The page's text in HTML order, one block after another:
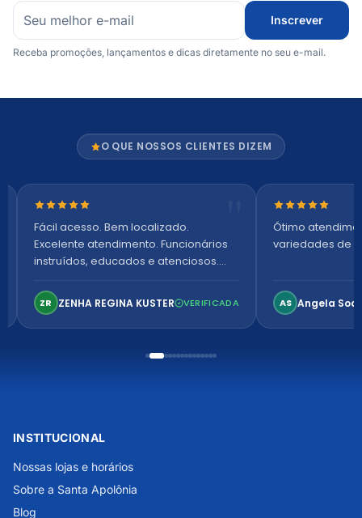
Inscrever
Receba promoções, lançamentos e dicas diretamente no seu e-mail.
O QUE NOSSOS CLIENTES DIZEM
Nota 5 de 5 estrelas
Fácil acesso. Bem localizado.
Excelente atendimento. Funcionários
instruídos, educados e atenciosos.
confortável. Perfeito!
ZR ZENHA REGINA KUSTER VERIFICADA
Nota 5 de 5
Ótimo
variedades de
AS Angela
INSTITUCIONAL
Nossas lojas e horários
Sobre a Santa Apolônia
Blog